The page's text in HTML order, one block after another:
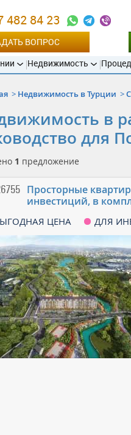
482 84 23
ВОПРОС
Недвижимость
Недвижимость в Турции
в
для
1 предложение
Просторные
инвестиций, в
ЦЕНА ДЛЯ